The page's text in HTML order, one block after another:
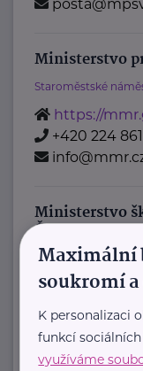
Ministerstvo
Staroměstské
https://
+420 224 861
Ministerstvo
ČR
Karmelitská 529/5
Pověřenec
Mgr. Šárka
+420 234 811
Maximální
soukromí
K personalizaci
funkcí
využíváme